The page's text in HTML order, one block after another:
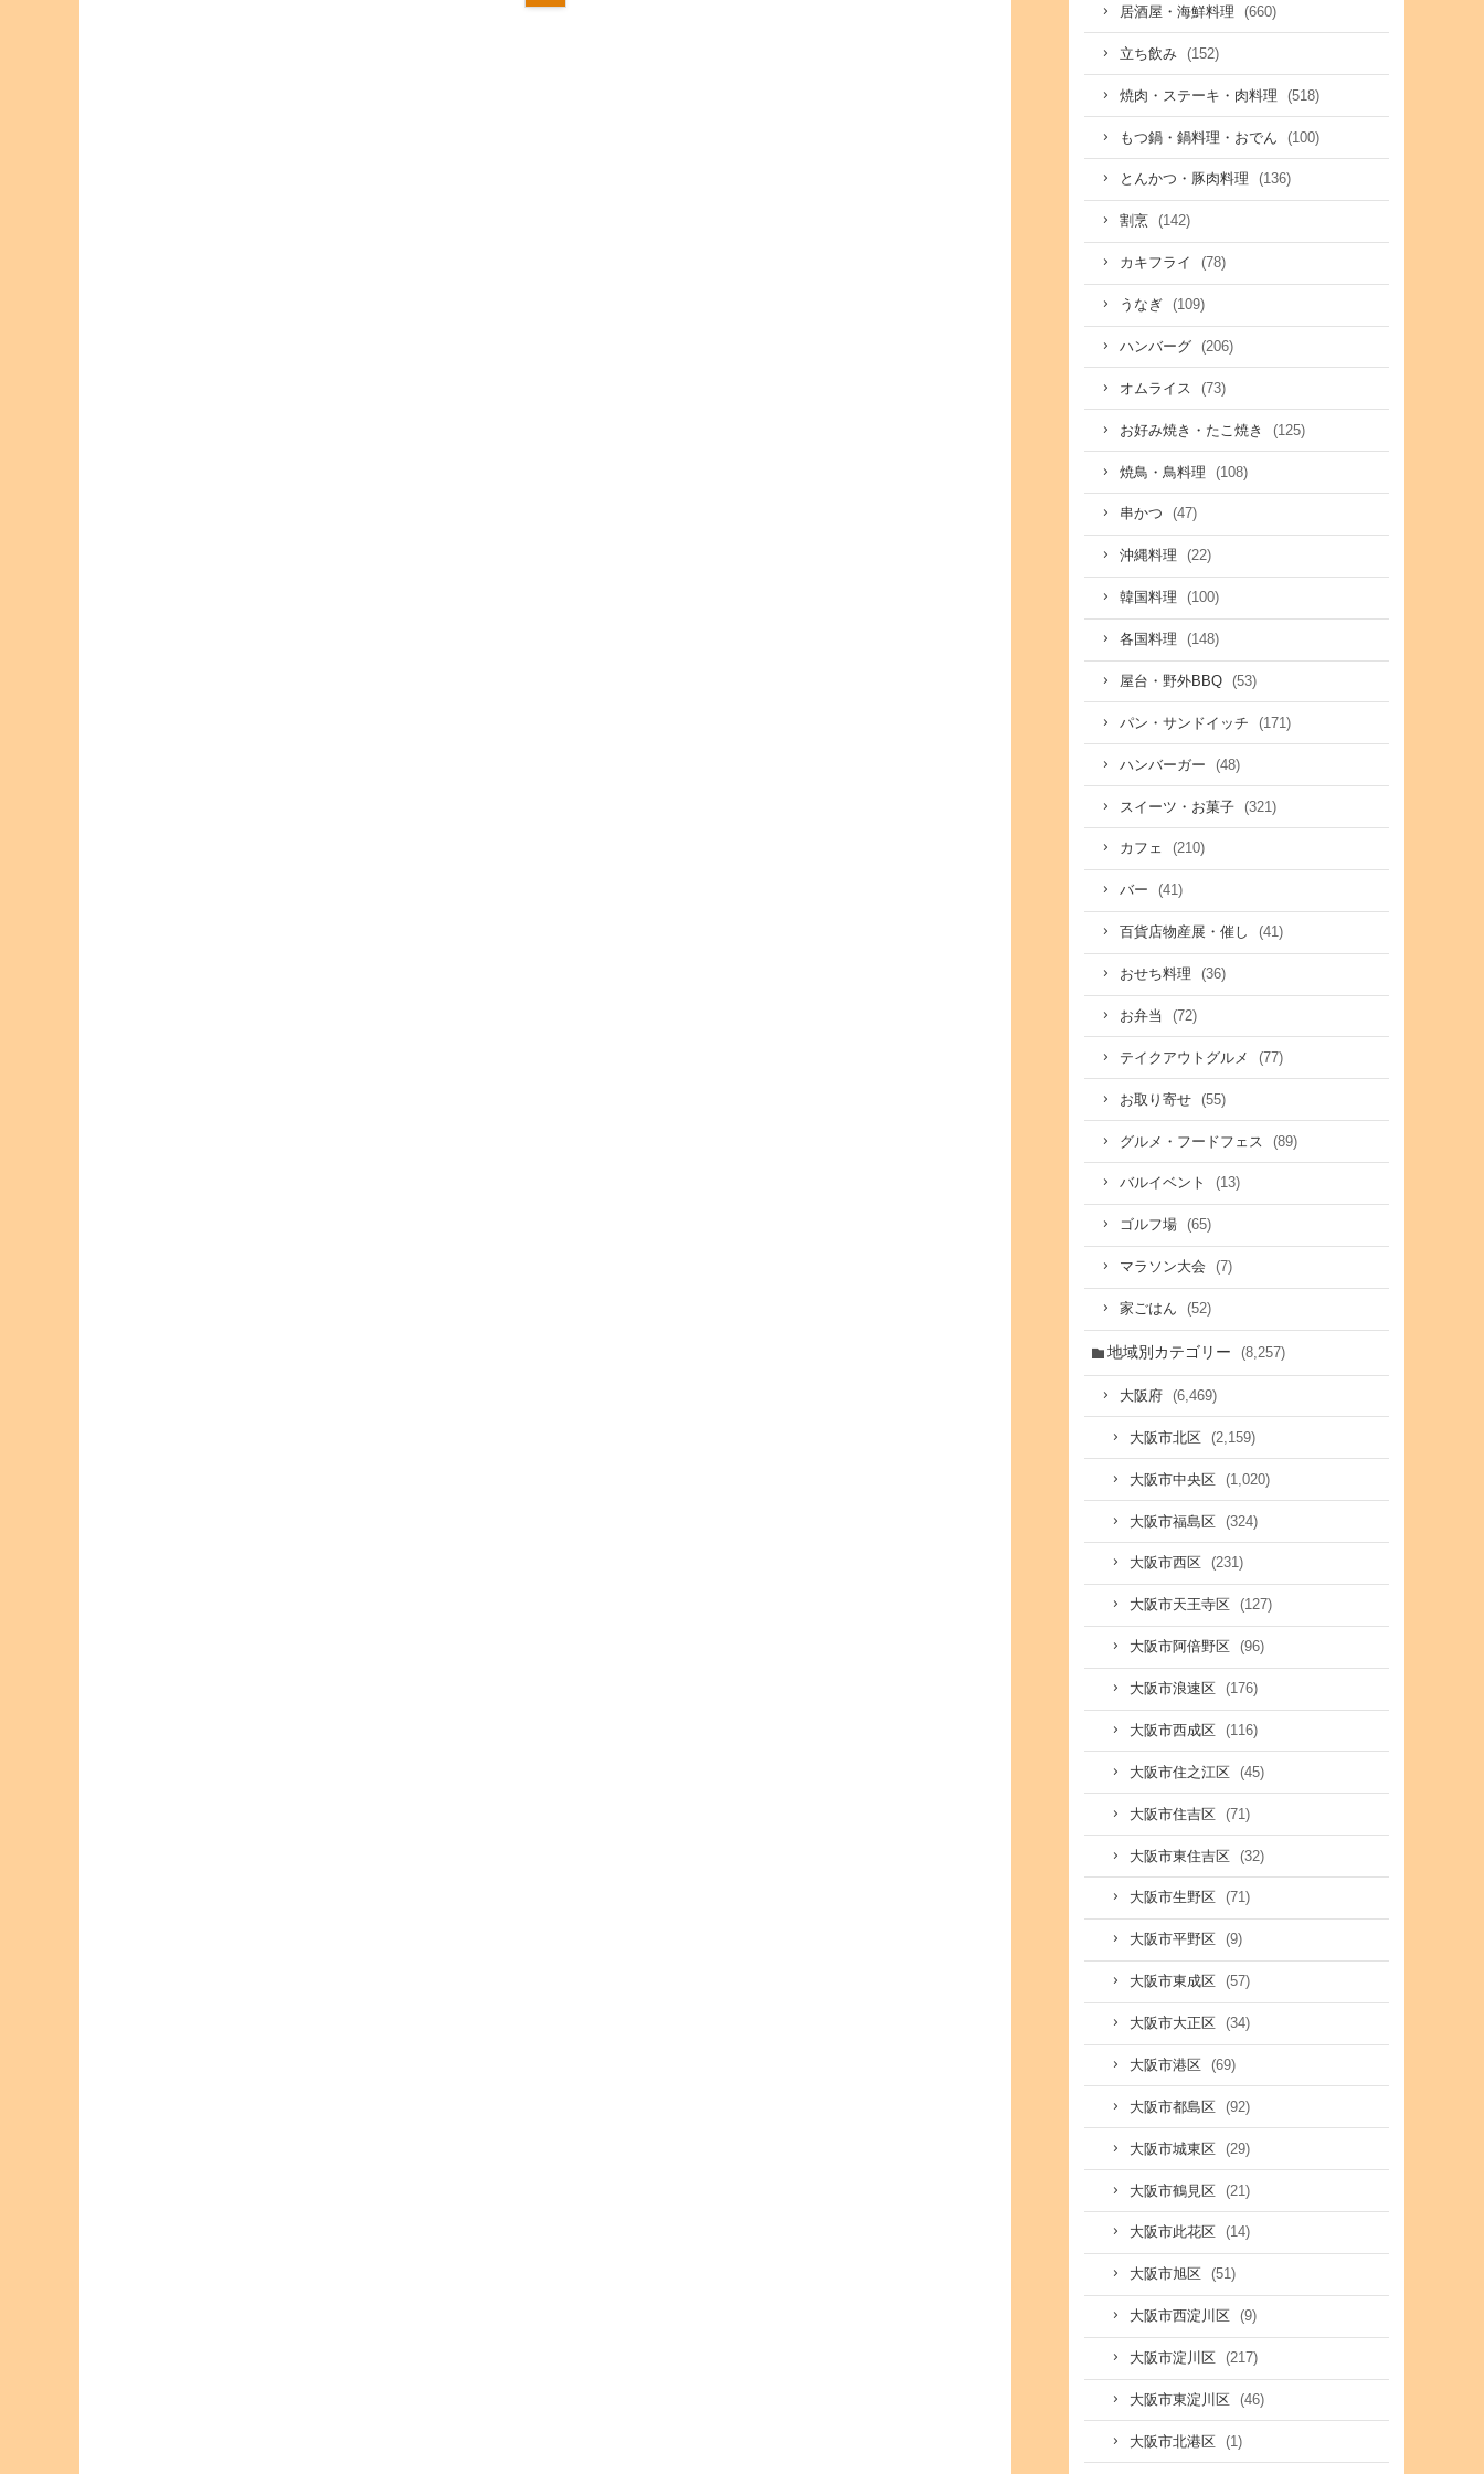
居酒屋・海鮮料理 (660)
立ち飲み (152)
焼肉・ステーキ・肉料理 (518)
もつ鍋・鍋料理・おでん (100)
とんかつ・豚肉料理 (136)
割烹 (142)
カキフライ (78)
うなぎ (109)
ハンバーグ (206)
オムライス (73)
お好み焼き・たこ焼き (125)
焼鳥・鳥料理 (108)
串かつ (47)
沖縄料理 (22)
韓国料理 (100)
各国料理 (148)
屋台・野外BBQ (53)
パン・サンドイッチ (171)
ハンバーガー (48)
スイーツ・お菓子 (321)
カフェ (210)
バー (41)
百貨店物産展・催し (41)
おせち料理 (36)
お弁当 (72)
テイクアウトグルメ (77)
お取り寄せ (55)
グルメ・フードフェス (89)
バルイベント (13)
ゴルフ場 (65)
マラソン大会 (7)
家ごはん (52)
地域別カテゴリー (8,257)
大阪府 (6,469)
大阪市北区 (2,159)
大阪市中央区 (1,020)
大阪市福島区 (324)
大阪市西区 (231)
大阪市天王寺区 (127)
大阪市阿倍野区 (96)
大阪市浪速区 (176)
大阪市西成区 (116)
大阪市住之江区 (45)
大阪市住吉区 (71)
大阪市東住吉区 (32)
大阪市生野区 (71)
大阪市平野区 (9)
大阪市東成区 (57)
大阪市大正区 (34)
大阪市港区 (69)
大阪市都島区 (92)
大阪市城東区 (29)
大阪市鶴見区 (21)
大阪市此花区 (14)
大阪市旭区 (51)
大阪市西淀川区 (9)
大阪市淀川区 (217)
大阪市東淀川区 (46)
大阪市北港区 (1)